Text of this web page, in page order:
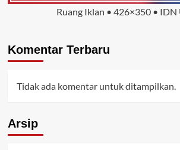
Ruang Iklan • 426×350 •
Komentar Terbaru
Tidak ada komentar untuk ditampilkan.
Arsip